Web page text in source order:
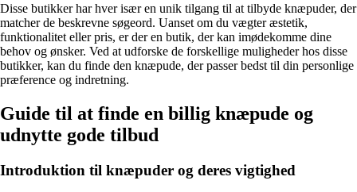
Disse butikker har hver især en unik tilgang til at tilbyde knæpuder, der
matcher de beskrevne søgeord. Uanset om du vægter æstetik,
funktionalitet eller pris, er der en butik, der kan imødekomme dine
behov og ønsker. Ved at udforske de forskellige muligheder hos disse
butikker, kan du finde den knæpude, der passer bedst til din personlige
præference og indretning.
Guide til at finde en billig knæpude og
udnytte gode tilbud
Introduktion til knæpuder og deres vigtighed